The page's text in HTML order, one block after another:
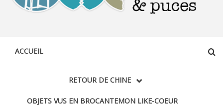
ACCUEIL
RETOUR DE CHINE
OBJETS VUS EN BROCANTEMON LIKE-COEUR